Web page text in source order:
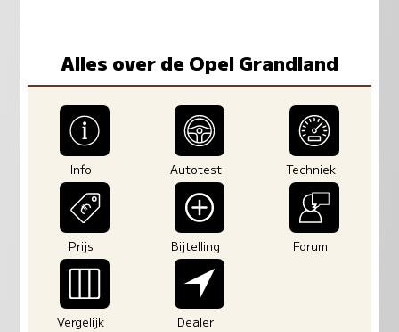
Alles over de Opel Grandland
Info Autotest Techniek
Prijs Bijtelling Forum
Vergelijk Dealer